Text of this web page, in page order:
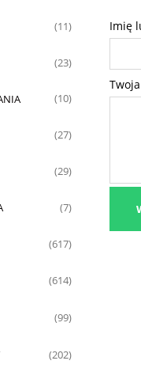
(11)
(23)
(10)
(27)
(29)
(7)
(617)
(614)
(99)
(202)
Imię